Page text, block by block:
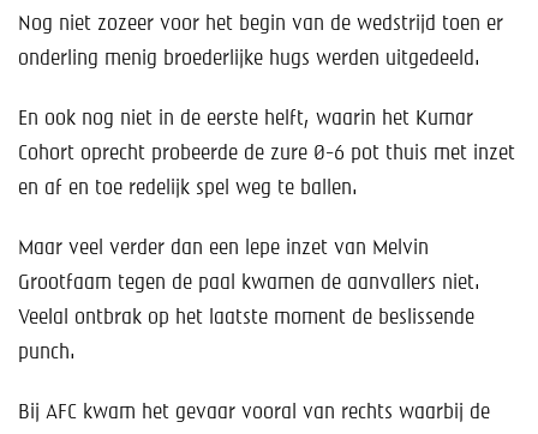
Nog niet zozeer voor het begin van de wedstrijd toen er
onderling menig broederlijke hugs werden uitgedeeld.
En ook nog niet in de eerste helft, waarin het Kumar
Cohort oprecht probeerde de zure 0-6 pot thuis met inzet
en af en toe redelijk spel weg te ballen.
Maar veel verder dan een lepe inzet van Melvin
Grootfaam tegen de paal kwamen de aanvallers niet.
Veelal ontbrak op het laatste moment de beslissende
punch.
Bij AFC kwam het gevaar vooral van rechts waarbij de